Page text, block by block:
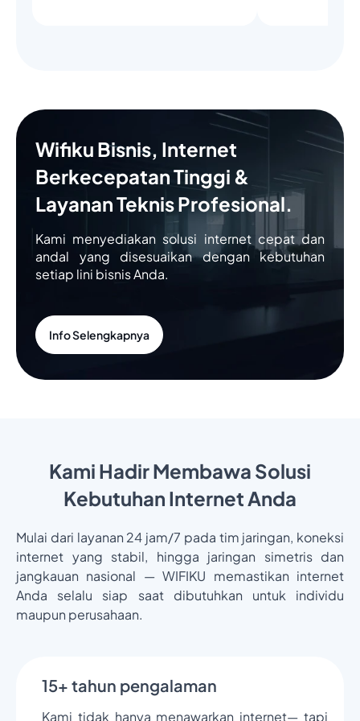
Wifiku Bisnis, Internet
Berkecepatan Tinggi &
Layanan Teknis Profesional.
Kami menyediakan solusi internet cepat dan
andal yang disesuaikan dengan kebutuhan
setiap lini bisnis Anda.
Info Selengkapnya
Kami Hadir Membawa Solusi
Kebutuhan Internet Anda
Mulai dari layanan 24 jam/7 pada tim jaringan, koneksi
internet yang stabil, hingga jaringan simetris dan
jangkauan nasional — WIFIKU memastikan internet
Anda selalu siap saat dibutuhkan untuk individu
maupun perusahaan.
15+ tahun pengalaman
Kami tidak hanya menawarkan internet— tapi